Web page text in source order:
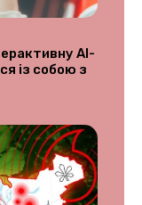
AI-
із собою з